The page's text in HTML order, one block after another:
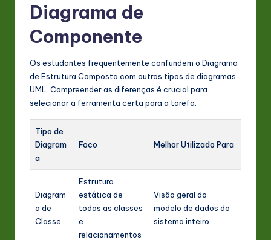
Diagrama de
Componente
Os estudantes frequentemente confundem o Diagrama
de Estrutura Composta com outros tipos de diagramas
UML. Compreender as diferenças é crucial para
selecionar a ferramenta certa para a tarefa.
Tipo de
Diagram
a
Foco Melhor Utilizado Para
Diagram
a de
Classe
Estrutura
estática de
todas as classes
e
relacionamentos
Visão geral do
modelo de dados do
sistema inteiro